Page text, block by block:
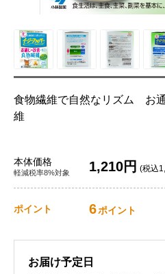
食物繊維で自然なリズム お
維
本体価格
軽減税率8%対象 1,210円 (税込
ポイント 6ポイント
お届け予定日